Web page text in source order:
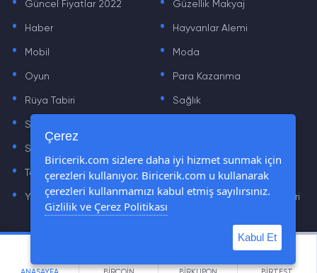
Güncel Fiyatlar 2022 Güzellik Makyaj
. Haber . Hayvanlar Alemi
. Mobil . Moda
. Oyun . Para Kazanma
. Rüya Tabiri . Sağlık
. Sinema .
. Sözler
. Teknoloji Haberleri . Yaşam
. Yazılım Haberleri . Yiyecek Önerileri ve Tarifleri
Çerez
Biricerik.com sizlere daha iyi hizmet sunmak için
çerezleri kullanıyor. Biricerik.com u kullanarak
çerezleri kullanmamızı kabul etmiş sayılırsınız.
Gizlilik ve Çerez Politikası
Kabul Et